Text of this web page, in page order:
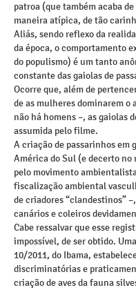
patroa (que também acaba
maneira atípica, de tão
Aliás, sendo reflexo da
da época, o comportamento
do populismo) é um tanto
constante das gaiolas de
Ocorre que, além de
de as mulheres dominarem
não há homens –, as gaiolas
assumida pelo filme.
A criação de passarinhos em
América do Sul (e decerto
pelo movimento
fiscalização ambiental
de criadores “clandestinos”
canários e coleiros
Cabe ressalvar que esse
impossível, de ser obtido.
10/2011, do Ibama,
discriminatórias e
criação de aves da fauna